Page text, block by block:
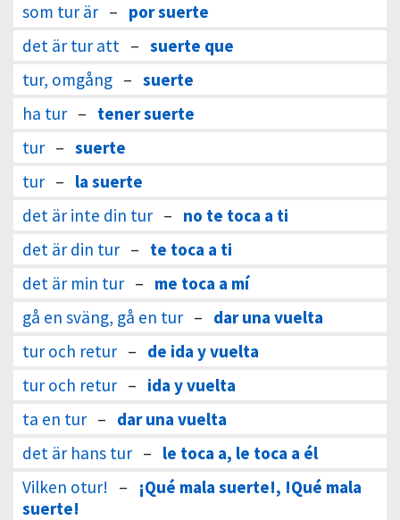
som tur är – por suerte
det är tur att – suerte que
tur, omgång – suerte
ha tur – tener suerte
tur – suerte
tur – la suerte
det är inte din tur – no te toca a ti
det är din tur – te toca a ti
det är min tur – me toca a mí
gå en sväng, gå en tur – dar una vuelta
tur och retur – de ida y vuelta
tur och retur – ida y vuelta
ta en tur – dar una vuelta
det är hans tur – le toca a, le toca a él
Vilken otur! –
¡Qué mala suerte!, !Qué mala
suerte!